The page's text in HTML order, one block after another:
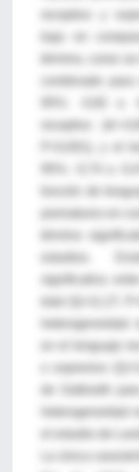
receptivo y
combinado
95%: -0,82 a -
P<0,001), y el
función de
término
estudios.
significativa
heterogeneidad
en el lenguaje
heterogeneidad